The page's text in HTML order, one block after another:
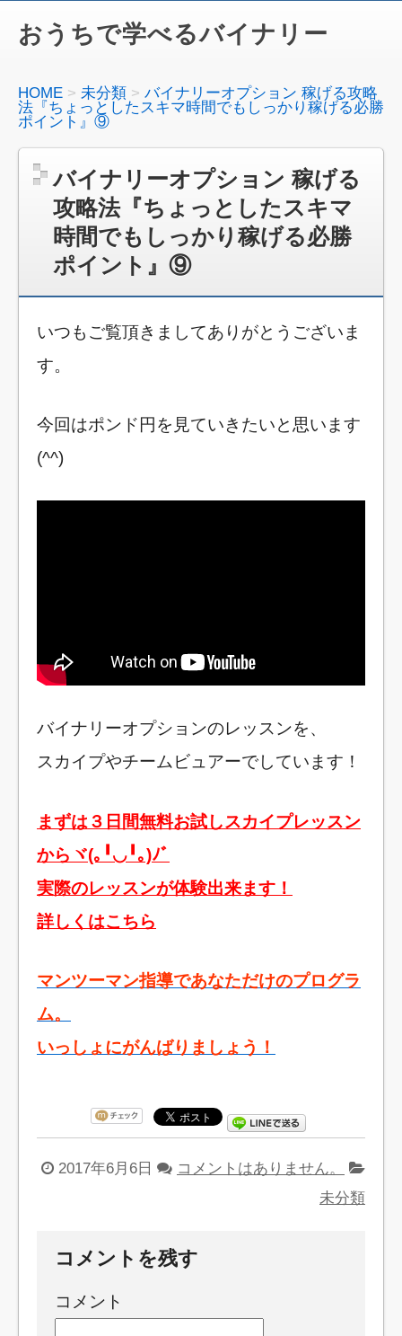
おうちで学べるバイナリー
HOME 未分類
バイナリーオプション 稼げる攻略
法『ちょっとしたスキマ時間でもしっかり稼げる必勝
ポイント』⑨
バイナリーオプション 稼げる
攻略法『ちょっとしたスキマ
時間でもしっかり稼げる必勝
ポイント』⑨
いつもご覧頂きましてありがとうございま
す。
今回はポンド円を見ていきたいと思います
(^^)
バイナリーオプションのレッスンを、
スカイプやチームビュアーでしています！
まずは３日間無料お試しスカイプレッスン
からヾ(｡╹◡╹｡)ﾉﾞ
実際のレッスンが体験出来ます！
詳しくはこちら
マンツーマン指導であなただけのプログラ
ム。
いっしょにがんばりましょう！
2017年6月6日
コメントはありません。
未分類
コメントを残す
コメント